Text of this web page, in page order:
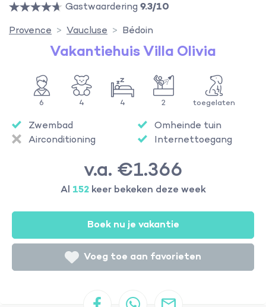
Gastwaardering 9.3/10
Provence
Vaucluse Bédoin
Vakantiehuis Villa Olivia
6 4 4 2 toegelaten
Zwembad
Airconditioning
Omheinde tuin
Internettoegang
v.a. €1.366
Al 152keer bekeken deze week
Boek nu je vakantie
Voeg toe aan favorieten